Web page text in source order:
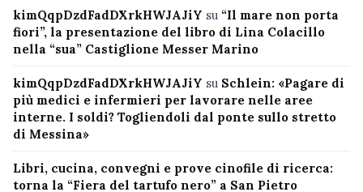
kimQqpDzdFadDXrkHWJAJiY su “Il mare non porta
fiori”, la presentazione del libro di Lina Colacillo
nella “sua” Castiglione Messer Marino
kimQqpDzdFadDXrkHWJAJiY su Schlein: «Pagare di
più medici e infermieri per lavorare nelle aree
interne. I soldi? Togliendoli dal ponte sullo stretto
di Messina»
Libri, cucina, convegni e prove cinofile di ricerca:
torna la “Fiera del tartufo nero” a San Pietro